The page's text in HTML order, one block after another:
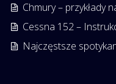
Chmury – przykłady
Cessna 152 –
Najczęstsze